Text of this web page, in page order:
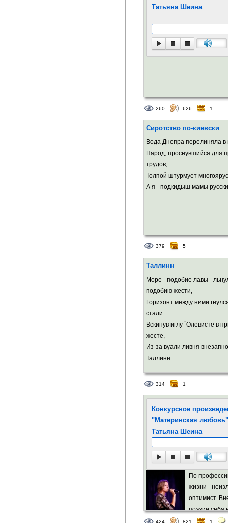
Татьяна Шеина
260 626 1
Сиротство по-киевски
Вода Днепра перелиняла в
Народ, проснувшийся для
трудов,
Толпой штурмует
А я - подкидыш мамы
379 5
Таллинн
Море - подобие лавы -
подобию жести,
Горизонт между ними
стали.
Вскинув иглу `Олевисте в
жесте,
Из-за вуали ливня
Таллинн....
314 1
Конкурсное
"Материнская
Татьяна Шеина
По
жизни -
оптимист.
поэзии себя
424 821 1